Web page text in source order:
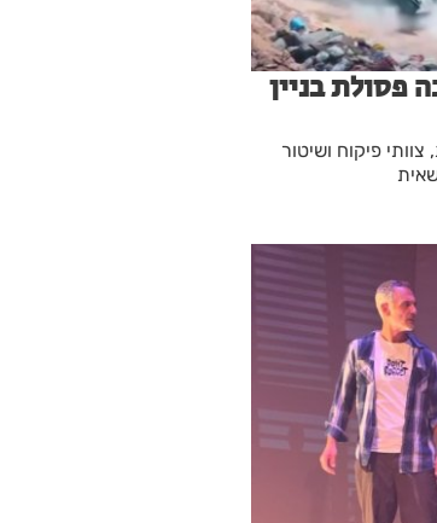
בניין
פיקוח ושיטור